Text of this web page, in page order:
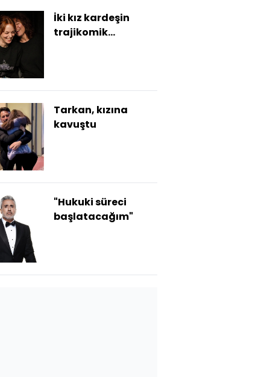
İki kız kardeşin
trajikomik
Tarkan, kızına
kavuştu
"Hukuki süreci
başlatacağım"